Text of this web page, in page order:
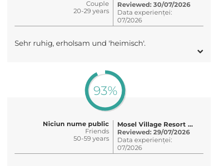
Couple
20-29 years
Reviewed: 30/07/2026
Data experienței:
07/2026
Sehr ruhig, erholsam und 'heimisch'.
93%
Niciun nume public
Friends
50-59 years
Mosel Village Resort e.K
Reviewed: 29/07/2026
Data experienței:
07/2026